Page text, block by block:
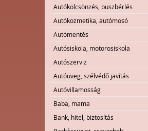
Autókölcsönzés, buszbérlés
Autókozmetika, autómosó
Autómentés
Autósiskola, motorosiskola
Autószerviz
Autóüveg, szélvédő javítás
Autóvillamosság
Baba, mama
Bank, hitel, biztosítás